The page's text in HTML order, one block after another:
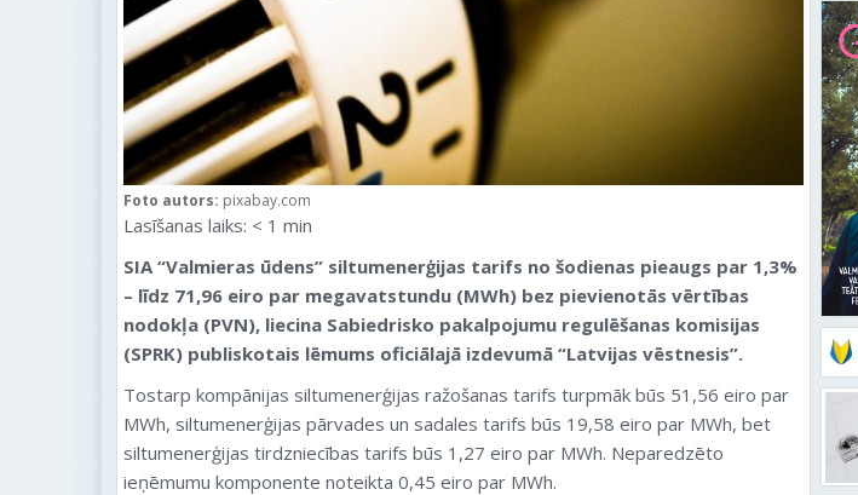
Foto autors: pixabay.com
Lasīšanas laiks: < 1 min
SIA “Valmieras ūdens” siltumenerģijas tarifs no šodienas pieaugs par 1,3%
– līdz 71,96 eiro par megavatstundu (MWh) bez pievienotās vērtības
nodokļa (PVN), liecina Sabiedrisko pakalpojumu regulēšanas komisijas
(SPRK) publiskotais lēmums oficiālajā izdevumā “Latvijas vēstnesis”.
Tostarp kompānijas siltumenerģijas ražošanas tarifs turpmāk būs 51,56 eiro par
MWh, siltumenerģijas pārvades un sadales tarifs būs 19,58 eiro par MWh, bet
siltumenerģijas tirdzniecības tarifs būs 1,27 eiro par MWh. Neparedzēto
ieņēmumu komponente noteikta 0,45 eiro par MWh.